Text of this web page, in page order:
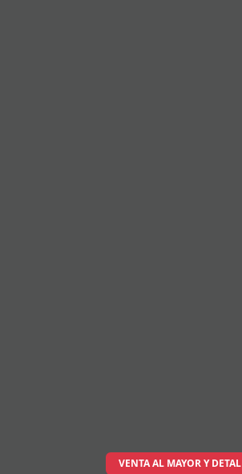
VENTA AL MAYOR Y DETAL